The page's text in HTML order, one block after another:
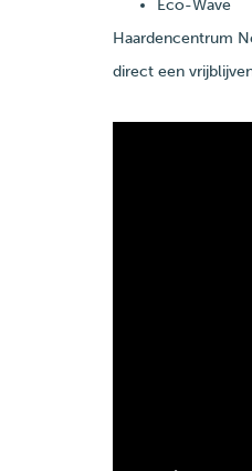
Eco-Wave
Haardencentrum
direct een